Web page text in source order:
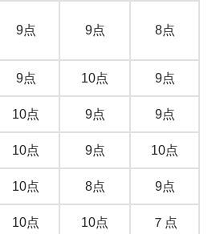
9点 9点 8点
9点 10点 9点
10点 9点 9点
10点 9点 10点
10点 8点 9点
10点 10点 ７点